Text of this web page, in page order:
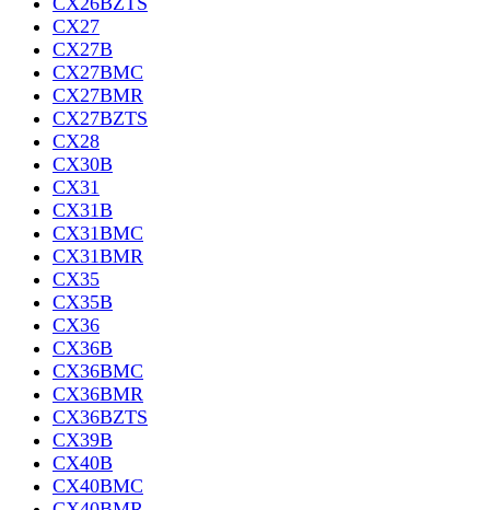
CX27
CX27B
CX27BMC
CX27BMR
CX27BZTS
CX28
CX30B
CX31
CX31B
CX31BMC
CX31BMR
CX35
CX35B
CX36
CX36B
CX36BMC
CX36BMR
CX36BZTS
CX39B
CX40B
CX40BMC